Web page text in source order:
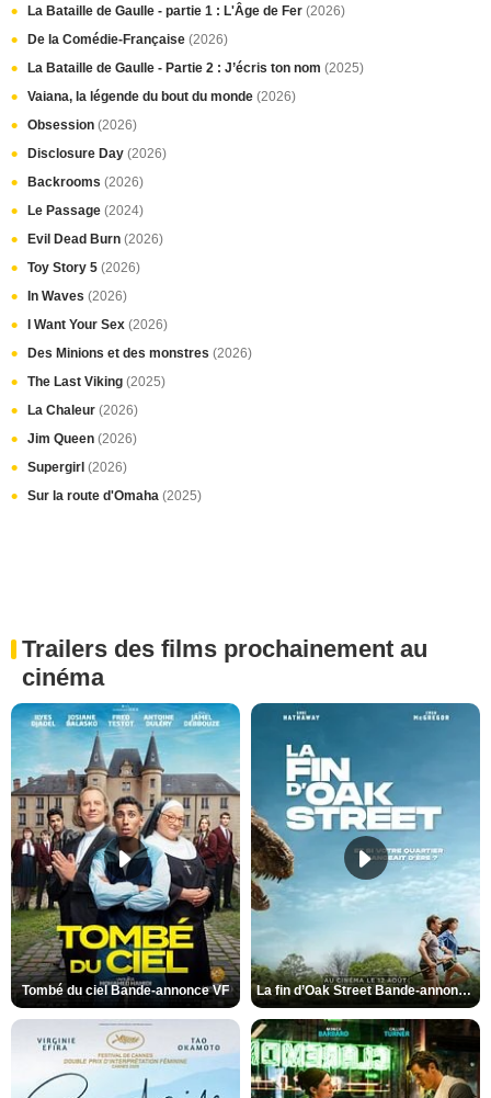
La Bataille de Gaulle - partie 1 : L'Âge de Fer (2026)
De la Comédie-Française (2026)
La Bataille de Gaulle - Partie 2 : J’écris ton nom (2025)
Vaiana, la légende du bout du monde (2026)
Obsession (2026)
Disclosure Day (2026)
Backrooms (2026)
Le Passage (2024)
Evil Dead Burn (2026)
Toy Story 5 (2026)
In Waves (2026)
I Want Your Sex (2026)
Des Minions et des monstres (2026)
The Last Viking (2025)
La Chaleur (2026)
Jim Queen (2026)
Supergirl (2026)
Sur la route d'Omaha (2025)
Trailers des films prochainement au
cinéma
Tombé du ciel Bande-annonce VF La fin d’Oak Street Bande-annonce VO STFR